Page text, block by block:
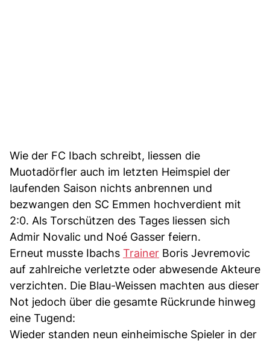
Wie der FC Ibach schreibt, liessen die
Muotadörfler auch im letzten Heimspiel der
laufenden Saison nichts anbrennen und
bezwangen den SC Emmen hochverdient mit
2:0. Als Torschützen des Tages liessen sich
Admir Novalic und Noé Gasser feiern.
Erneut musste Ibachs Trainer Boris Jevremovic
auf zahlreiche verletzte oder abwesende Akteure
verzichten. Die Blau-Weissen machten aus dieser
Not jedoch über die gesamte Rückrunde hinweg
eine Tugend:
Wieder standen neun einheimische Spieler in der